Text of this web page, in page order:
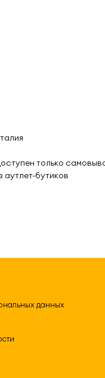
только
аутлет-бутиков
данных